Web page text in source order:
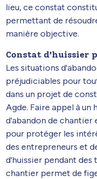
lieu, ce constat
permettant de
manière objective.
Constat d'huissier
Les situations
préjudiciables pour
dans un projet de
Agde. Faire appel à un
d'abandon de chantier
pour protéger les
des entrepreneurs et
d'huissier pendant des
chantier permet de